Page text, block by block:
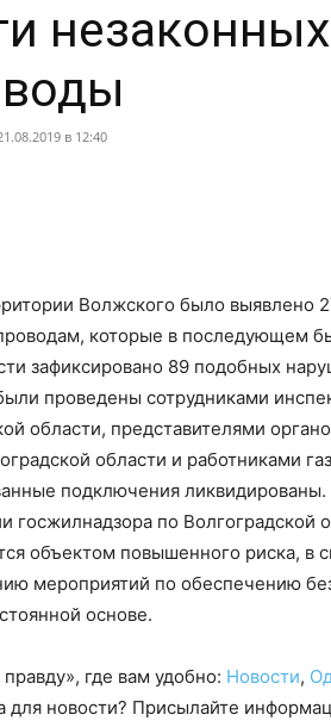
в 12:40
Волжского было выявлено
которые в последующем
зафиксировано 89 подобных
проведены сотрудниками
области, представителями
области и работниками
подключения ликвидированы.
госжилнадзора по Волгоградской
объектом повышенного риска, в
мероприятий по обеспечению
основе.
где вам удобно: Новости,
для новости? Присылайте